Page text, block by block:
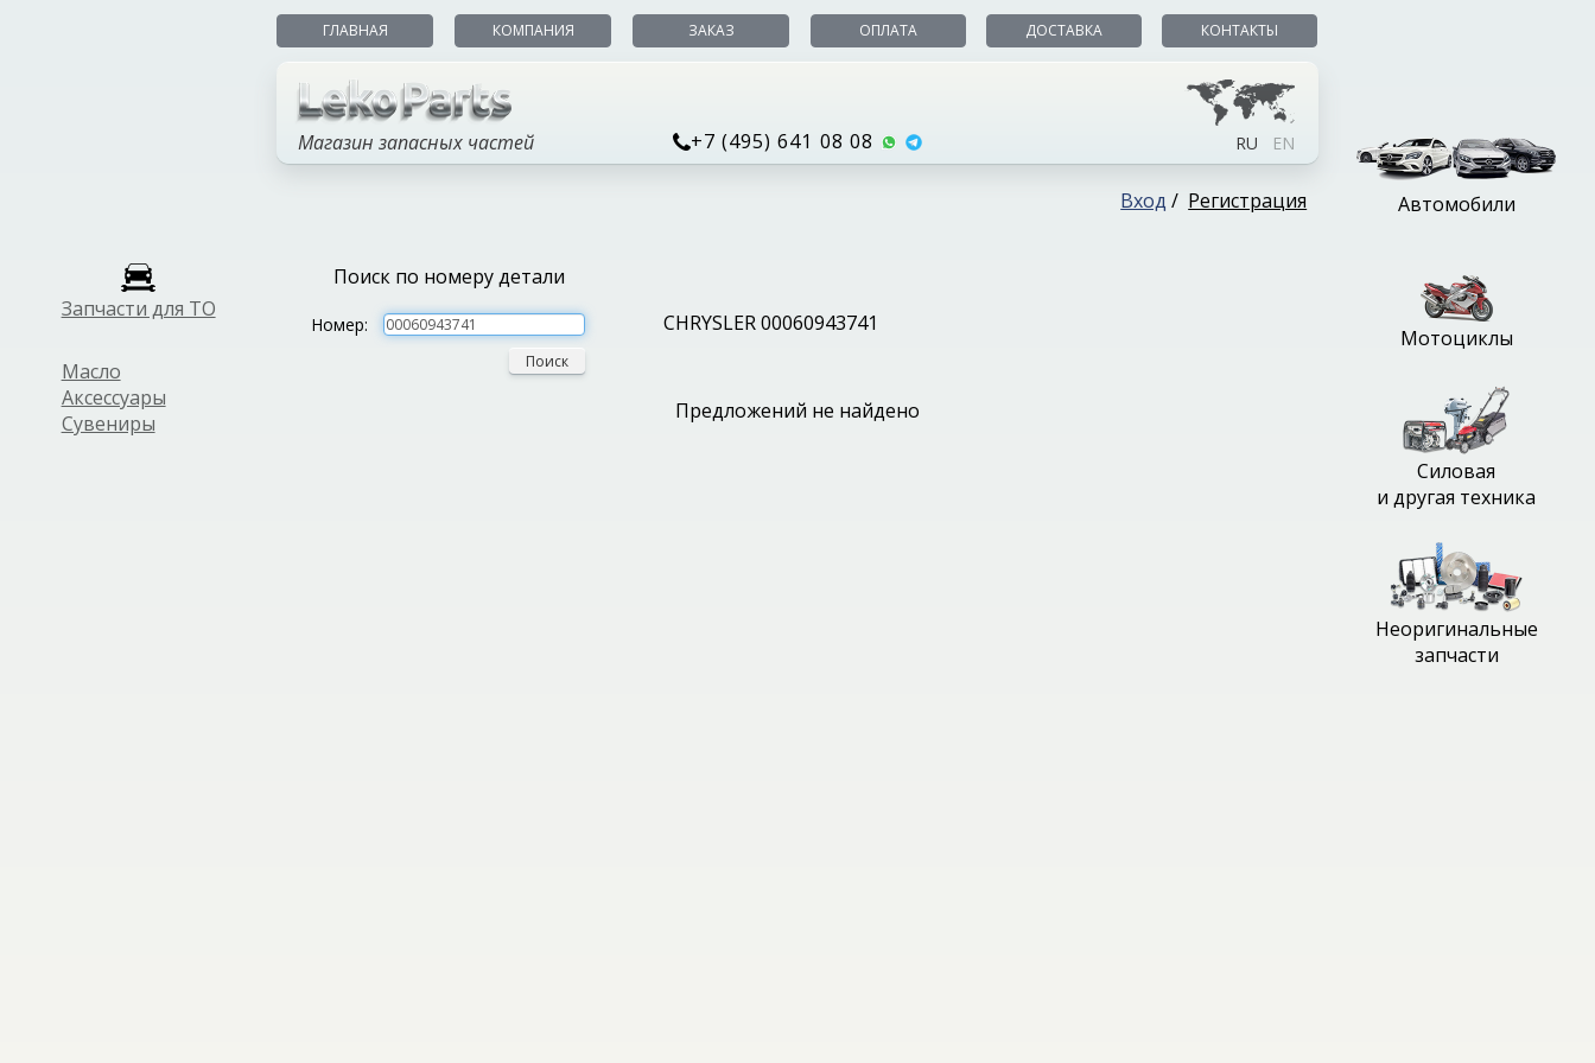
Запчасти для ТО
Масло
Аксессуары
Сувениры
ГЛАВНАЯ КОМПАНИЯ ЗАКАЗ ОПЛАТА ДОСТАВКА КОНТАКТЫ
Магазин запасных частей +7 (495) 641 08 08 RU EN
Вход / Регистрация
Поиск по номеру детали
Номер:
Поиск
CHRYSLER 00060943741
Предложений не найдено
Автомобили
Мотоциклы
Силовая
и другая техника
Неоригинальные
запчасти